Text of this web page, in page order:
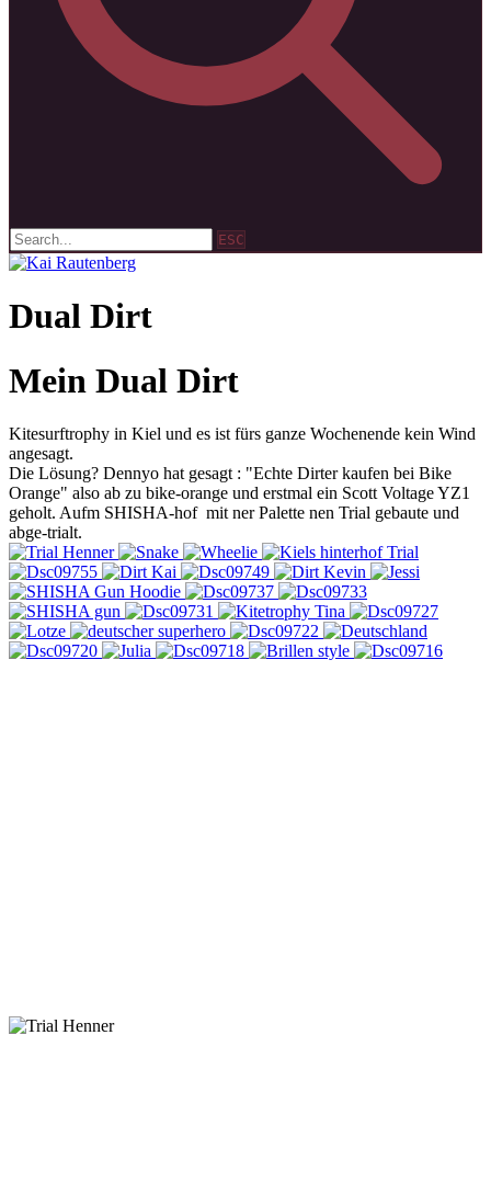
ESC
Dual Dirt
Mein Dual Dirt
Kitesurftrophy in Kiel und es ist fürs ganze Wochenende kein Wind
angesagt.
Die Lösung? Dennyo hat gesagt : "Echte Dirter kaufen bei Bike
Orange" also ab zu bike-orange und erstmal ein Scott Voltage YZ1
geholt. Aufm SHISHA-hof mit ner Palette nen Trial gebaute und
abge-trialt.